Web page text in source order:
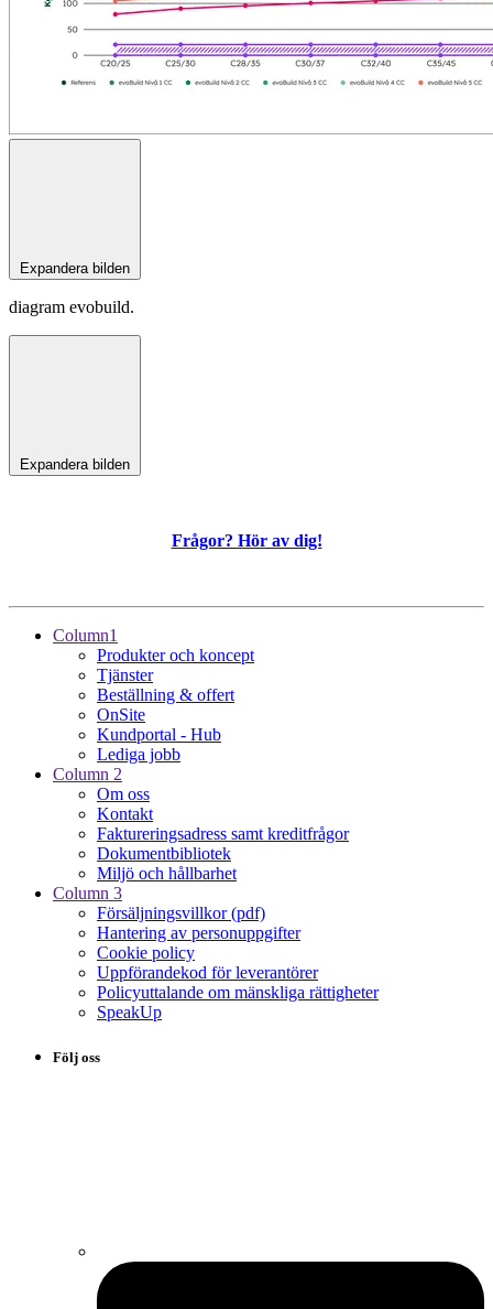
Expandera bilden
diagram evobuild.
Expandera bilden
Frågor? Hör av dig!
Column1
Produkter och koncept
Tjänster
Beställning & offert
OnSite
Kundportal - Hub
Lediga jobb
Column 2
Om oss
Kontakt
Faktureringsadress samt kreditfrågor
Dokumentbibliotek
Miljö och hållbarhet
Column 3
Försäljningsvillkor (pdf)
Hantering av personuppgifter
Cookie policy
Uppförandekod för leverantörer
Policyuttalande om mänskliga rättigheter
SpeakUp
Följ oss